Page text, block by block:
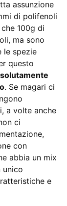
assunzione
di polifenoli
100g di
ma sono
le spezie
questo
. Se magari ci
a volte anche
ci
con
abbia un mix
unico
e